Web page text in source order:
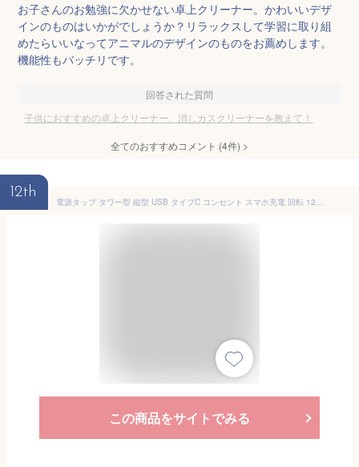
お子さんのお勉強に欠かせない卓上クリーナー。かわいいデザ
インのものはいかがでしょうか？リラックスして学習に取り組
めたらいいなってアニマルのデザインのものをお薦めします。
機能性もバッチリです。
回答された質問
子供におすすめの卓上クリーナー、消しカスクリーナーを教えて！
全てのおすすめコメント (4件) >
12th
電源タップ タワー型 縦型 USB タイプC コンセント スマホ充電 回転 12個口 2m ホワイト 白 おしゃれ EZ7-TAP075W
この商品をサイトでみる